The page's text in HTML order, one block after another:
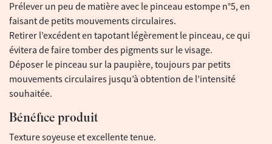
Prélever un peu de matière avec le pinceau estompe n°5, en
faisant de petits mouvements circulaires.
Retirer l’excédent en tapotant légèrement le pinceau, ce qui
évitera de faire tomber des pigments sur le visage.
Déposer le pinceau sur la paupière, toujours par petits
mouvements circulaires jusqu’à obtention de l’intensité
souhaitée.
Bénéfice produit
Texture soyeuse et excellente tenue.